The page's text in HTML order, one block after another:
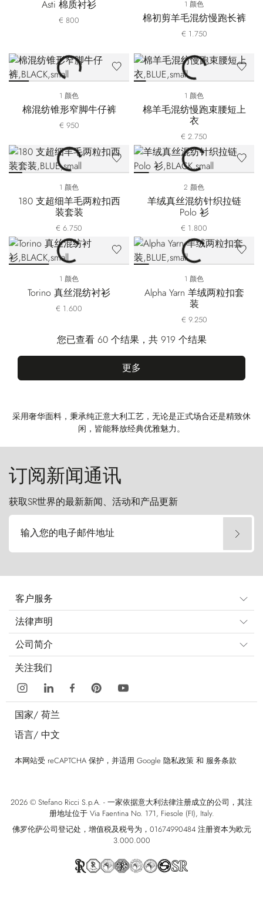
Asti 棉质衬衫
€ 800
1 颜色
棉初剪羊毛混纺慢跑长裤
€ 1.750
1 颜色
棉混纺锥形窄脚牛仔裤
€ 950
1 颜色
棉羊毛混纺慢跑束腰短上
衣
€ 2.750
1 颜色
180 支超细羊毛两粒扣西
装套装
€ 6.750
2 颜色
羊绒真丝混纺针织拉链
Polo 衫
€ 1.800
1 颜色
Torino 真丝混纺衬衫
€ 1.600
1 颜色
Alpha Yarn 羊绒两粒扣套
装
€ 9.250
您已查看 60 个结果，共 919 个结果
更多
采用奢华面料，秉承纯正意大利工艺，无论是正式场合还是精致休
闲，皆能释放经典优雅魅力。
订阅新闻通讯
获取SR世界的最新新闻、活动和产品更新
输入您的电子邮件地址
客户服务
法律声明
公司简介
关注我们
国家/ 荷兰
语言/ 中文
本网站受 reCAPTCHA 保护，并适用 Google 隐私政策 和 服务条款
2026 © Stefano Ricci S.p.A. - 一家依据意大利法律注册成立的公司，其注
册地址位于 Via Faentina No. 171, Fiesole (FI), Italy.
佛罗伦萨公司登记处，增值税及税号为，01674990484 注册资本为欧元
3.000.000